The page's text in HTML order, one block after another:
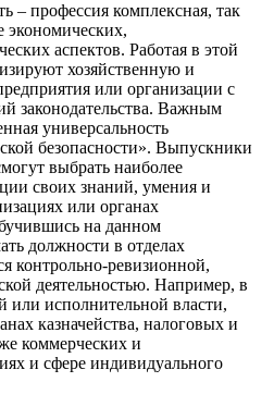
– профессия комплексная, так
экономических,
аспектов. Работая в этой
хозяйственную и
или организации с
законодательства. Важным
универсальность
безопасности». Выпускники
выбрать наиболее
своих знаний, умения и
или органах
на данном
должности в отделах
контрольно-ревизионной,
деятельностью. Например, в
или исполнительной власти,
казначейства, налоговых и
коммерческих и
и сфере индивидуального